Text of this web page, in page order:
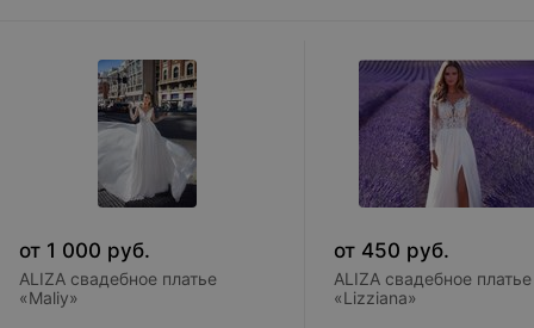
от 1 000 руб.
ALIZA свадебное платье
«Maliy»
от 450 руб.
ALIZA свадебное платье
«Lizziana»